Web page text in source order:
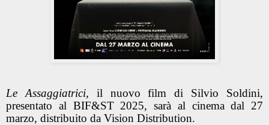
Le Assaggiatrici, il nuovo film di Silvio Soldini,
presentato al BIF&ST 2025, sarà al cinema dal 27
marzo, distribuito da Vision Distribution.